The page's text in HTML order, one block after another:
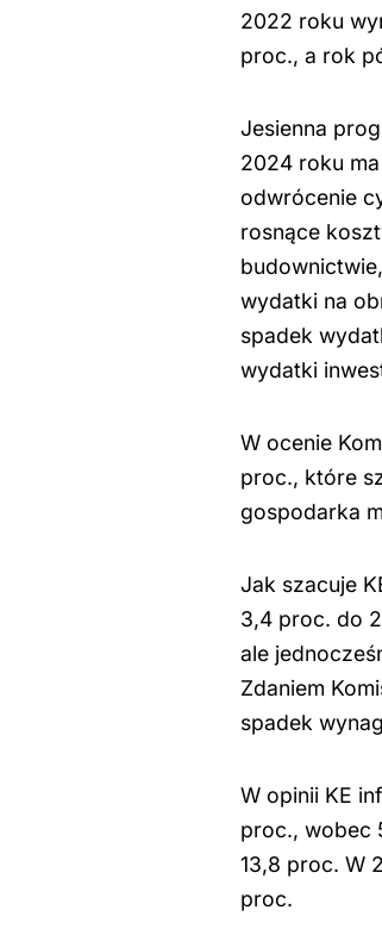
2022 roku
proc., a rok
Jesienna
2024 roku
odwrócenie
rosnące
wydatki na
spadek
wydatki
W ocenie
proc., które
gospodarka
Jak szacuje
3,4 proc. do
ale
Zdaniem
spadek
W opinii KE
proc., wobec
13,8 proc. W
proc.